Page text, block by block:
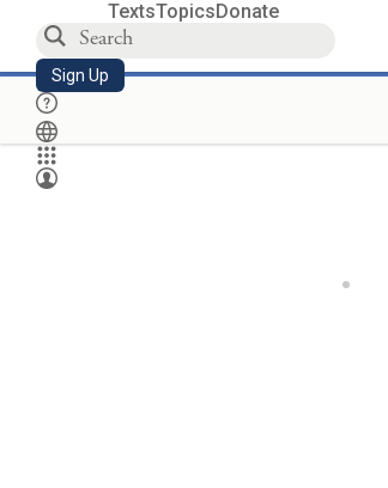
TextsTopicsDonate
Sign Up